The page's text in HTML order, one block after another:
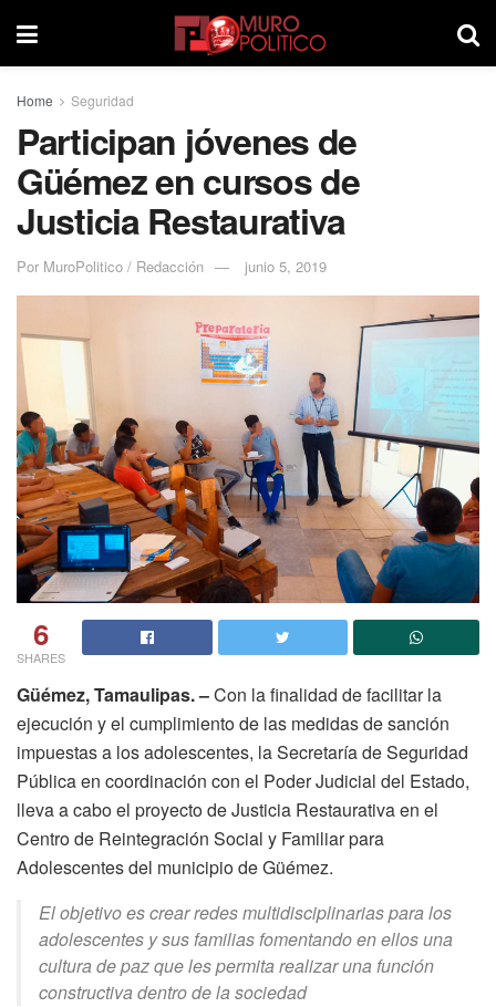
Home Seguridad
Participan jóvenes de
Güémez en cursos de
Justicia Restaurativa
Por MuroPolitico / Redacción junio 5, 2019
6
SHARES
Güémez, Tamaulipas. –Con la finalidad de facilitar la
ejecución y el cumplimiento de las medidas de sanción
impuestas a los adolescentes, la Secretaría de Seguridad
Pública en coordinación con el Poder Judicial del Estado,
lleva a cabo el proyecto de Justicia Restaurativa en el
Centro de Reintegración Social y Familiar para
Adolescentes del municipio de Güémez.
El objetivo es crear redes multidisciplinarias para los
adolescentes y sus familias fomentando en ellos una
cultura de paz que les permita realizar una función
constructiva dentro de la sociedad